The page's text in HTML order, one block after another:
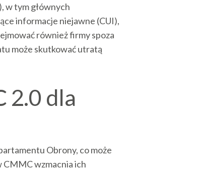
w tym głównych
informacje niejawne (CUI),
również firmy spoza
może skutkować utratą
2.0 dla
Obrony, co może
wzmacnia ich